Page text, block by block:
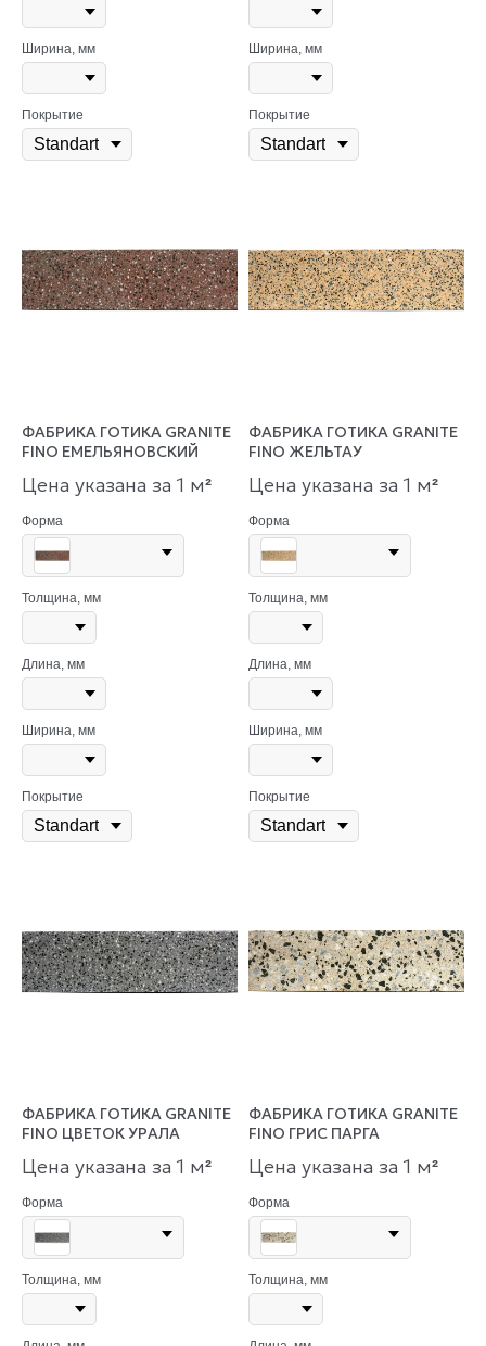
Ширина, мм
Покрытие
Ширина, мм
Покрытие
ФАБРИКА ГОТИКА GRANITE
FINO ЕМЕЛЬЯНОВСКИЙ
Цена указана за 1 м²
Форма
Толщина, мм
Длина, мм
Ширина, мм
Покрытие
ФАБРИКА ГОТИКА GRANITE
FINO ЖЕЛЬТАУ
Цена указана за 1 м²
Форма
Толщина, мм
Длина, мм
Ширина, мм
Покрытие
ФАБРИКА ГОТИКА GRANITE
FINO ЦВЕТОК УРАЛА
Цена указана за 1 м²
Форма
Толщина, мм
ФАБРИКА ГОТИКА GRANITE
FINO ГРИС ПАРГА
Цена указана за 1 м²
Форма
Толщина, мм